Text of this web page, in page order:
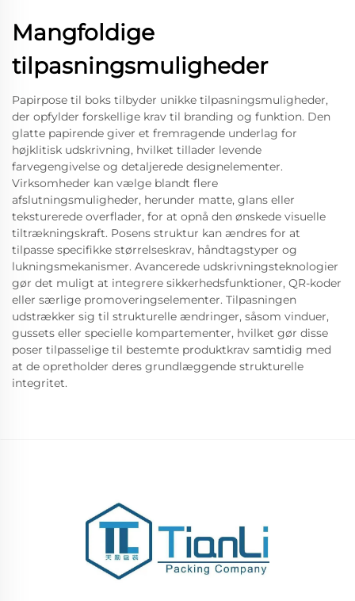
Mangfoldige
tilpasningsmuligheder
Papirpose til boks tilbyder unikke tilpasningsmuligheder,
der opfylder forskellige krav til branding og funktion. Den
glatte papirende giver et fremragende underlag for
højklitisk udskrivning, hvilket tillader levende
farvegengivelse og detaljerede designelementer.
Virksomheder kan vælge blandt flere
afslutningsmuligheder, herunder matte, glans eller
teksturerede overflader, for at opnå den ønskede visuelle
tiltrækningskraft. Posens struktur kan ændres for at
tilpasse specifikke størrelseskrav, håndtagstyper og
lukningsmekanismer. Avancerede udskrivningsteknologier
gør det muligt at integrere sikkerhedsfunktioner, QR-koder
eller særlige promoveringselementer. Tilpasningen
udstrækker sig til strukturelle ændringer, såsom vinduer,
gussets eller specielle kompartementer, hvilket gør disse
poser tilpasselige til bestemte produktkrav samtidig med
at de opretholder deres grundlæggende strukturelle
integritet.